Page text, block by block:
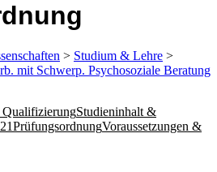
> Studium & Lehre >
mit Schwerp. Psychosoziale Beratung
Studieninhalt &
PrüfungsordnungVoraussetzungen &